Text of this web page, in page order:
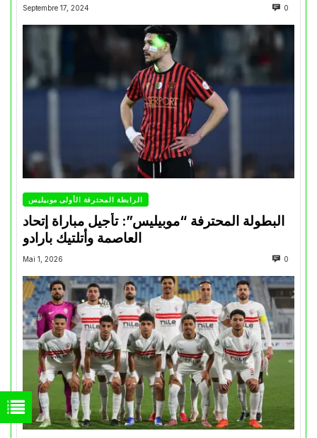
Septembre 17, 2024 0
الرابطة المحترفة الأولى موبيليس
البطولة المحترفة “موبيليس”: تأجيل مباراة إتحاد
العاصمة وأتلتيك بارادو
Mai 1, 2026 0